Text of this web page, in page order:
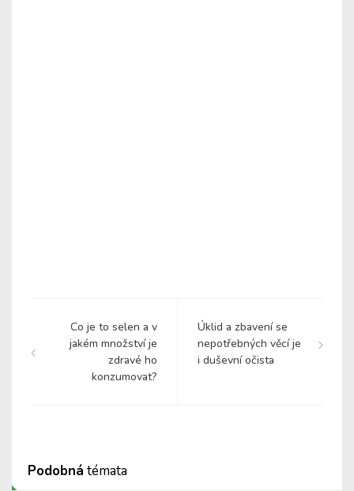
Co je to selen a v
jakém množství je
zdravé ho
konzumovat?
Úklid a zbavení se
nepotřebných věcí je
i duševní očista
Podobná témata